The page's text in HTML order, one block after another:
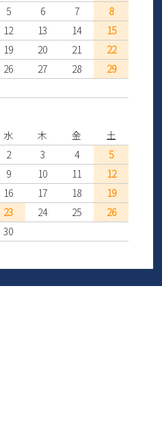
5 6 7
8
12 13 14
15
19 20 21
22
26 27 28
29
水 木 金
土
2 3 4
5
9 10 11
12
16 17 18
19
23 24 25
26
30